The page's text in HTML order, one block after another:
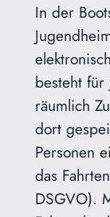
In der
besteht
räumlich
dort
Personen
das
DSGVO).